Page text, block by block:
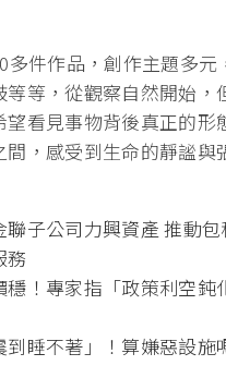
多件作品，創作主題多元
等等，從觀察自然開始，
看見事物背後真正的形
，感受到生命的靜謐與
聯子公司力興資產 推動
務
！專家指「政策利空鈍
到睡不著」！算嫌惡設施